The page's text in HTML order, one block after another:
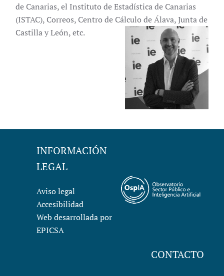
de Canarias, el Instituto de Estadística de Canarias
(ISTAC), Correos, Centro de Cálculo de Álava, Junta de
Castilla y León, etc.
INFORMACIÓN
LEGAL
Aviso legal
Accesibilidad
Web desarrollada por
EPICSA
CONTACTO